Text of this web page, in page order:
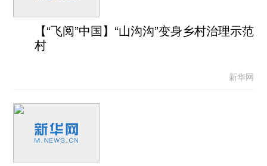
【“飞阅”中国】“山沟沟”变身乡村治理示范
村
新华网